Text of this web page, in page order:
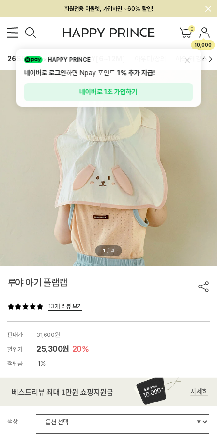
멤버십 최대 28,000원 혜택
0
10,000
26SS 신상 BEST BABY[6~12M] 하의/레깅스
1 / 4
루야 아기 플랩캡
13개 리뷰 보기
판매가
31,600원
할인가
25,300원 20%
적립금 1%
색상
HAPPY PRINCE
네이버로 로그인하면 Npay 포인트1%추가 지급!
네이버로 1초 가입하기